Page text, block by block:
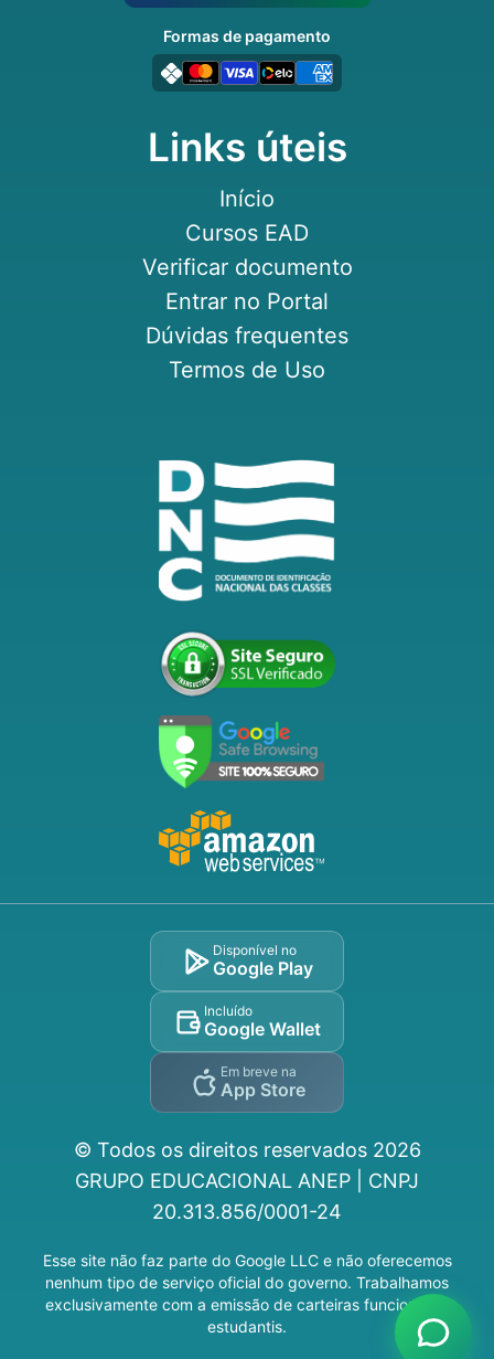
Links úteis
Início
Cursos EAD
Verificar documento
Entrar no Portal
Dúvidas frequentes
Termos de Uso
Formas de pagamento
Disponível no
Google Play
Incluído
Google Wallet
Em breve na
App Store
© Todos os direitos reservados 2026
GRUPO EDUCACIONAL ANEP | CNPJ
20.313.856/0001-24
Esse site não faz parte do Google LLC e não oferecemos
nenhum tipo de serviço oficial do governo. Trabalhamos
exclusivamente com a emissão de carteiras funcionais e
estudantis.